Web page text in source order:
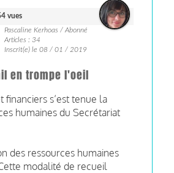
vues
Pascaline Kerhoas / Abonné
Articles : 34
Inscrit(e) le 08 / 01 / 2019
en trompe l'oeil
s’est tenue la
humaines du Secrétariat
des ressources humaines
modalité de recueil